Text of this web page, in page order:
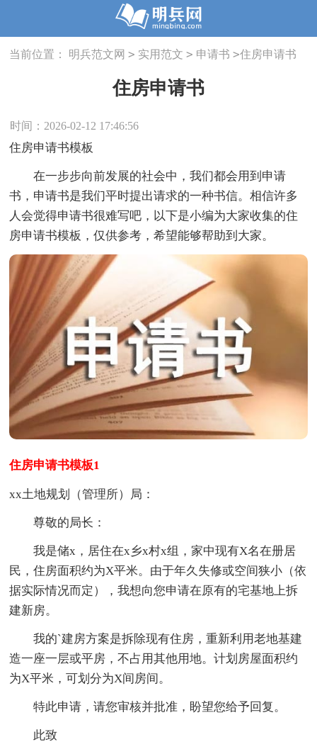
当前位置： 明兵范文网 > 实用范文 > 申请书 >住房申请书
住房申请书
时间：2026-02-12 17:46:56
住房申请书模板
在一步步向前发展的社会中，我们都会用到申请
书，申请书是我们平时提出请求的一种书信。相信许多
人会觉得申请书很难写吧，以下是小编为大家收集的住
房申请书模板，仅供参考，希望能够帮助到大家。
住房申请书模板1
xx土地规划（管理所）局：
尊敬的局长：
我是储x，居住在x乡x村x组，家中现有X名在册居
民，住房面积约为X平米。由于年久失修或空间狭小（依
据实际情况而定），我想向您申请在原有的宅基地上拆
建新房。
我的`建房方案是拆除现有住房，重新利用老地基建
造一座一层或平房，不占用其他用地。计划房屋面积约
为X平米，可划分为X间房间。
特此申请，请您审核并批准，盼望您给予回复。
此致